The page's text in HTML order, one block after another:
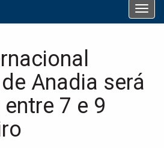
T
o
e
n
Anadia será
7 e 9